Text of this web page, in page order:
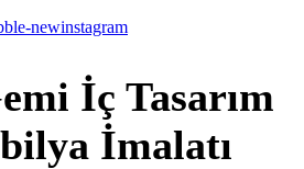
newinstagram
İç Tasarım
İmalatı